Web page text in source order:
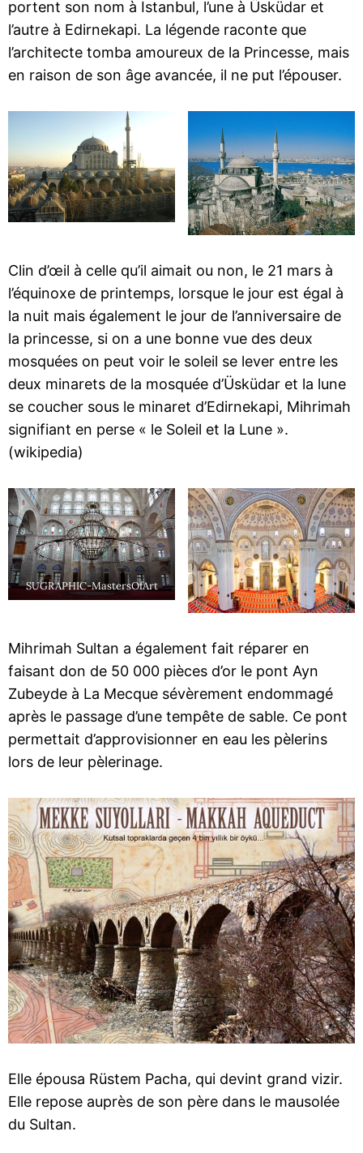
portent son nom à Istanbul, l’une à Üsküdar et
l’autre à Edirnekapi. La légende raconte que
l’architecte tomba amoureux de la Princesse, mais
en raison de son âge avancée, il ne put l’épouser.
Clin d’œil à celle qu’il aimait ou non, le 21 mars à
l’équinoxe de printemps, lorsque le jour est égal à
la nuit mais également le jour de l’anniversaire de
la princesse, si on a une bonne vue des deux
mosquées on peut voir le soleil se lever entre les
deux minarets de la mosquée d’Üsküdar et la lune
se coucher sous le minaret d’Edirnekapi, Mihrimah
signifiant en perse « le Soleil et la Lune ».
(wikipedia)
SUGRAPHIC-MastersOfArt
Mihrimah Sultan a également fait réparer en
faisant don de 50 000 pièces d’or le pont Ayn
Zubeyde à La Mecque sévèrement endommagé
après le passage d’une tempête de sable. Ce pont
permettait d’approvisionner en eau les pèlerins
lors de leur pèlerinage.
Elle épousa Rüstem Pacha, qui devint grand vizir.
Elle repose auprès de son père dans le mausolée
du Sultan.